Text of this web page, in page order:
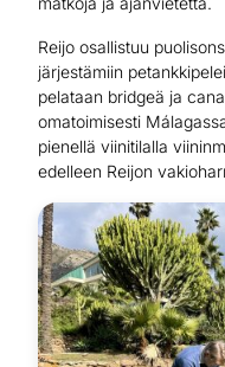
Reijo osallistuu
järjestämiin
pelataan bridgeä ja
omatoimisesti
pienellä viinitilalla
edelleen Reijon